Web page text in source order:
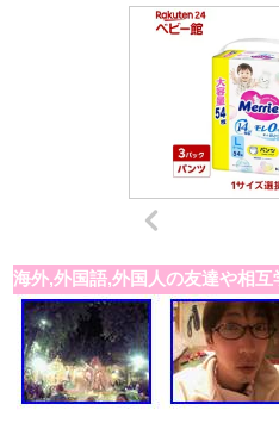
海外,外国語,外国人の友達や相